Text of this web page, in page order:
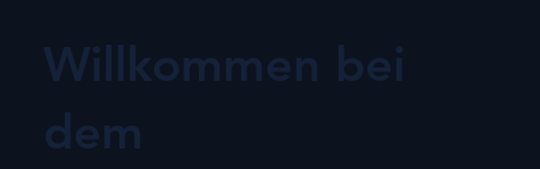
Willkommen bei
dem